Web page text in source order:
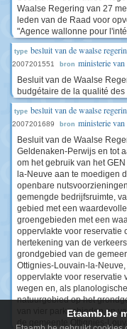
Waalse Regering van 27
leden van de Raad voor
"Agence wallonne pour
type besluit van de waalse
2007201551 bron ministerie van
Besluit van de Waalse
budgétaire de la qualité
type besluit van de waalse
2007201689 bron ministerie van
Besluit van de Waalse
Geldenaken-Perwijs en tot
om het gebruik van het
la-Neuve aan te moedigen
openbare
gemengde bedrijfsruimte,
gebied met een
groengebieden met een
oppervlakte voor reservatie
hertekening van de
grondgebied van de
Ottignies-Louvain-la-
oppervlakte voor reservatie
wegen en, als
natuurgebied op het
van vier parkgebieden en
de gemeente Ottignies-
Etaamb.be